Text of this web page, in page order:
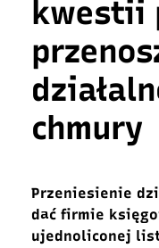
kwestii
chmury
Przeniesienie
dać firmie
ujednoliconej